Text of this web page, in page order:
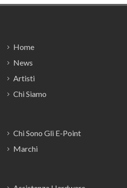
Home
News
Artisti
Chi Siamo
Chi Sono Gli E-Point
Marchi